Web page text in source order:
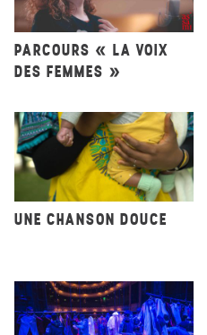
PARCOURS « LA VOIX
DES FEMMES »
UNE CHANSON DOUCE